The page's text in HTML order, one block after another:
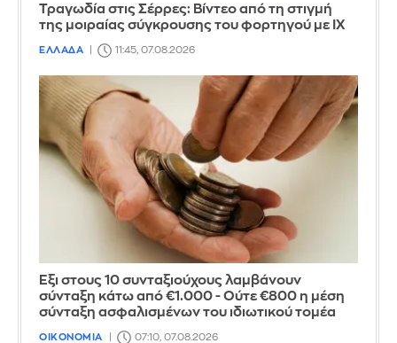
Τραγωδία στις Σέρρες: Βίντεο από τη στιγμή
της μοιραίας σύγκρουσης του φορτηγού με ΙΧ
ΕΛΛΑΔΑ 11:45, 07.08.2026
Έξι στους 10 συνταξιούχους λαμβάνουν
σύνταξη κάτω από €1.000 - Ούτε €800 η μέση
σύνταξη ασφαλισμένων του ιδιωτικού τομέα
ΟΙΚΟΝΟΜΙΑ 07:10, 07.08.2026